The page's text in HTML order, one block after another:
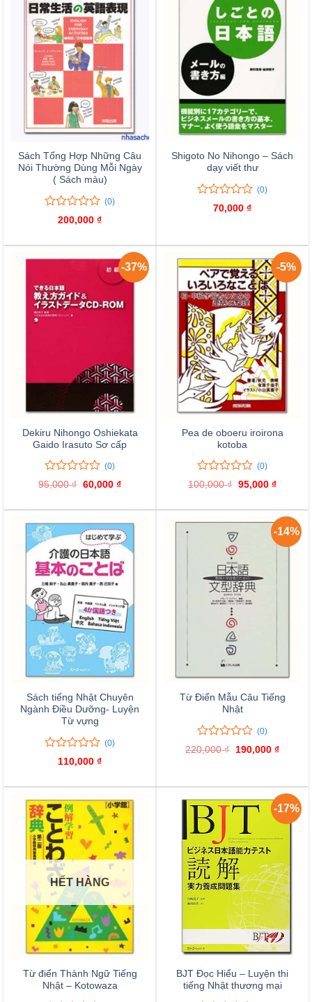
Sách Tổng Hợp Những Câu
Nói Thường Dùng Mỗi Ngày
( Sách màu)
giá
(0)
200,000 ₫
Shigoto No Nihongo – Sách
dạy viết thư
(0)
70,000 ₫
-37%
Dekiru Nihongo Oshiekata
Gaido Irasuto Sơ cấp
0
trên
0
giá
(0)
95,000₫ Giá
95,000 ₫.
60,000 ₫Giá
là:
60,000 ₫.
-5%
Pea de oboeru iroirona
kotoba
0
trên
0
giá
(0)
100,000₫ Giá
100,000 ₫.
95,000 ₫Giá
là:
95,000
Sách tiếng Nhật Chuyên
Ngành Điều Dưỡng- Luyện
Từ vựng
giá
(0)
110,000 ₫
-14%
Từ Điển Mẫu Câu Tiếng
Nhật
0
trên
0
(0)
220,000₫
Giá
190,000 ₫Giá
HẾT HÀNG
Từ điển Thành Ngữ Tiếng
Nhật – Kotowaza
-17%
BJT Đọc Hiểu – Luyện thi
tiếng Nhật thương mại